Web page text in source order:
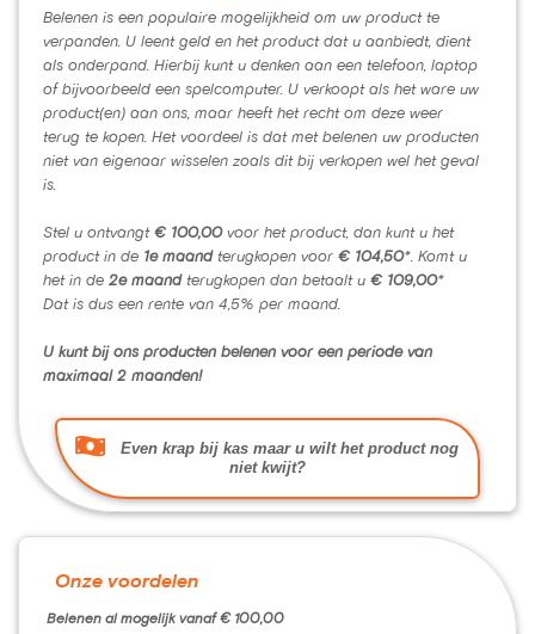
Belenen is een populaire mogelijkheid om uw product te
verpanden. U leent geld en het product dat u aanbiedt, dient
als onderpand. Hierbij kunt u denken aan een telefoon, laptop
of bijvoorbeeld een spelcomputer. U verkoopt als het ware uw
product(en) aan ons, maar heeft het recht om deze weer
terug te kopen. Het voordeel is dat met belenen uw producten
niet van eigenaar wisselen zoals dit bij verkopen wel het geval
is.
Stel u ontvangt € 100,00voor het product, dan kunt u het
product in de 1e maandterugkopen voor € 104,50*. Komt u
het in de 2e maandterugkopen dan betaalt u € 109,00*
Dat is dus een rente van 4,5% per maand.
U kunt bij ons producten belenen voor een periode van
maximaal 2 maanden!
Even krap bij kas maar u wilt het product nog
niet kwijt?
Onze voordelen
Belenen al mogelijk vanaf € 100,00